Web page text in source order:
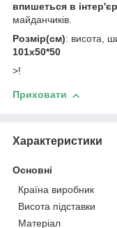
впишеться в інтер'єр
майданчиків.
Розмір(см): висота,
101х50*50
>!
Приховати
Характеристики
Основні
Країна виробник
Висота підставки
Матеріал